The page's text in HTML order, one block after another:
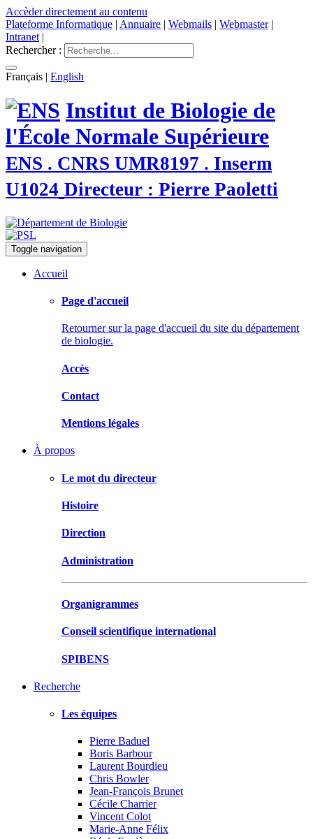
Accèder directement au contenu
Plateforme Informatique | Annuaire | Webmails | Webmaster|
Intranet |
Rechercher :
Français | English
Institut de Biologie de
l'École Normale Supérieure
ENS . CNRS UMR8197 . Inserm
U1024 Directeur : Pierre Paoletti
Toggle navigation
Accueil
Page d'accueil
Retourner sur la page d'accueil du site du département
de biologie.
Accès
Contact
Mentions légales
À propos
Le mot du directeur
Histoire
Direction
Administration
Organigrammes
Conseil scientifique international
SPIBENS
Recherche
Les équipes
Pierre Baduel
Boris Barbour
Laurent Bourdieu
Chris Bowler
Jean-François Brunet
Cécile Charrier
Vincent Colot
Marie-Anne Félix